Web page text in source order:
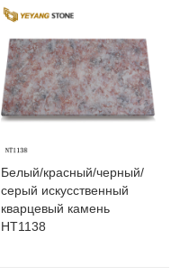
Белый/красный/черный/
серый искусственный
кварцевый камень
НТ1138